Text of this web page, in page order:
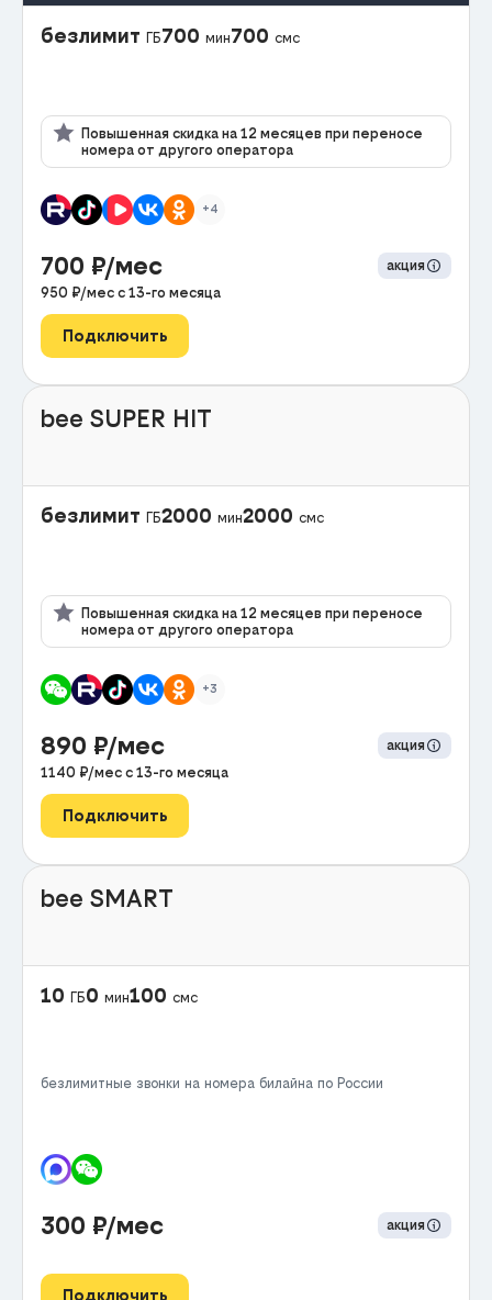
безлимит ГБ700 мин700 смс
Повышенная скидка на 12 месяцев при переносе
номера от другого оператора
+4
700 ₽/мес
акция
950 ₽/мес с 13-го месяца
Подключить
bee SUPER HIT
безлимит ГБ2000 мин2000 смс
Повышенная скидка на 12 месяцев при переносе
номера от другого оператора
+3
890 ₽/мес
акция
1140 ₽/мес с 13-го месяца
Подключить
bee SMART
10 ГБ0 мин100 смс
безлимитные звонки на номера билайна по России
300 ₽/мес акция
Подключить